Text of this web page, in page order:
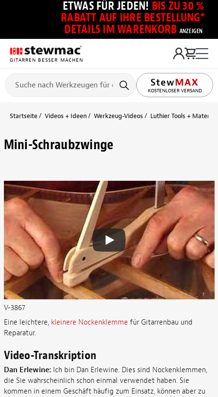
ETWAS FÜR JEDEN! BIS ZU 30 %
RABATT AUF IHRE BESTELLUNG*
DETAILS IM WARENKORB ANZEIGEN
GITARREN BESSER MACHEN
KOSTENLOSER VERSAND
Startseite Videos + Ideen Werkzeug-Videos Luthier Tools +
Mini-Schraubzwinge
V-3867
Eine leichtere, kleinere Nockenklemme für Gitarrenbau und
Reparatur.
Video-Transkription
Dan Erlewine: Ich bin Dan Erlewine. Dies sind Nockenklemmen,
die Sie wahrscheinlich schon einmal verwendet haben. Sie
kommen in einem Geschäft häufig zum Einsatz, können aber zu